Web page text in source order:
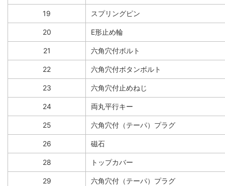
19 スプリングピン
20 E形止め輪
21 六角穴付ボルト
22 六角穴付ボタンボルト
23 六角穴付止めねじ
24 両丸平行キー
25 六角穴付（テーパ）プラグ
26 磁石
28 トップカバー
29 六角穴付（テーパ）プラグ